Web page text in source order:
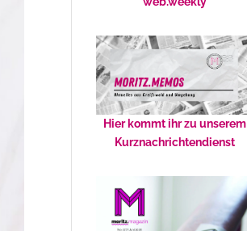
Hier kommt ihr zu unserem
Kurznachrichtendienst